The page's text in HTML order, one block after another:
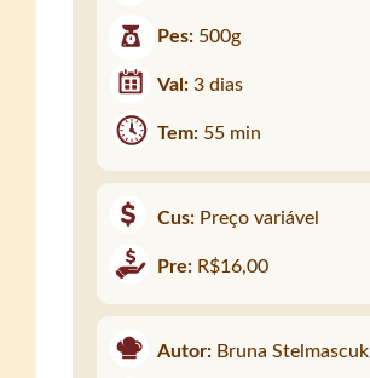
Pes: 500g
Val:3 dias
Tem: 55 min
Cus: Preço variável
Pre: R$16,00
Autor: Bruna Stelmascuk